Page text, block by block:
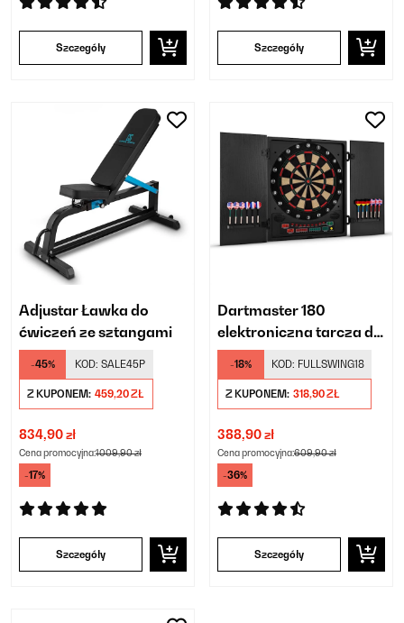
Szczegóły Szczegóły
Adjustar Ławka do
ćwiczeń ze sztangami
-45% KOD: SALE45P
Z KUPONEM: 459,20 ZŁ
834,90 zł
Cena promocyjna:1009,90 zł
-17%
Szczegóły
Dartmaster 180
elektroniczna tarcza do
darta z drzwiczkami
-18% KOD: FULLSWING18
Z KUPONEM: 318,90 ZŁ
388,90 zł
Cena promocyjna:609,90 zł
-36%
Szczegóły